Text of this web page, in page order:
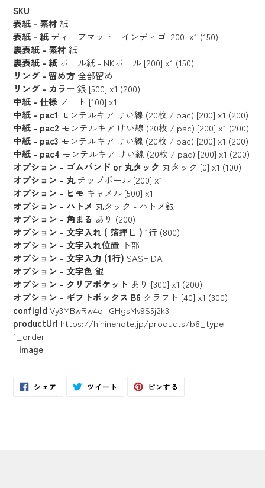
ー
ト
に
商
品
を
追
加
す
る
SKU
表紙 - 素材 紙
表紙 - 紙 ディープマット - インディゴ [200] x1 (150)
裏表紙 - 素材 紙
裏表紙 - 紙 ボール紙 - NKボール [200] x1 (150)
リング - 留め方 全部留め
リング - カラー 銀 [500] x1 (200)
中紙 - 仕様 ノート [100] x1
中紙 - pac1 モンテルキア けい線 (20枚 / pac) [200] x1 (200)
中紙 - pac2 モンテルキア けい線 (20枚 / pac) [200] x1 (200)
中紙 - pac3 モンテルキア けい線 (20枚 / pac) [200] x1 (200)
中紙 - pac4 モンテルキア けい線 (20枚 / pac) [200] x1 (200)
オプション - ゴムバンド or 丸タック 丸タック [0] x1 (100)
オプション - 丸チップボール [200] x1
オプション - ヒモ キャメル [500] x1
オプション - ハトメ 丸タック - ハトメ銀
オプション - 角まる あり (200)
オプション - 文字入れ ( 箔押し ) 1行 (800)
オプション - 文字入れ位置 下部
オプション - 文字入力 (1行) SASHIDA
オプション - 文字色 銀
オプション - クリアポケット あり [300] x1 (200)
オプション - ギフトボックス B6 クラフト [40] x1 (300)
configId Vy3MBwRw4q_GHgsMv9S5j2k3
productUrl https://hininenote.jp/products/b6_type-
1_order
_image
シェア Facebookツイート Twitter ピンする